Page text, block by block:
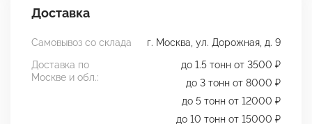
Доставка
Самовывоз со склада
г. Москва, ул. Дорожная, д. 9
Доставка по
Москве и обл.:
до 1.5 тонн от 3500 ₽
до 3 тонн от 8000 ₽
до 5 тонн от 12000 ₽
до 10 тонн от 15000 ₽